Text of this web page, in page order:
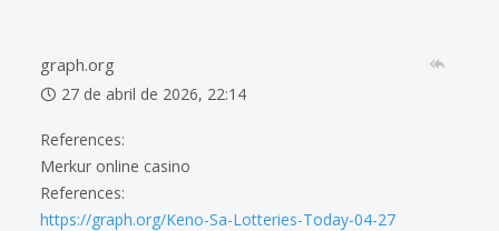
graph.org
27 de abril de 2026, 22:14
References:
Merkur online casino
References:
https://graph.org/Keno-Sa-Lotteries-Today-04-27